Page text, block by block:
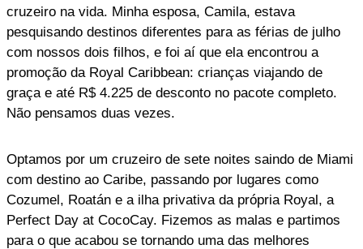
cruzeiro na vida. Minha esposa, Camila, estava
pesquisando destinos diferentes para as férias de julho
com nossos dois filhos, e foi aí que ela encontrou a
promoção da Royal Caribbean: crianças viajando de
graça e até R$ 4.225 de desconto no pacote completo.
Não pensamos duas vezes.
Optamos por um cruzeiro de sete noites saindo de Miami
com destino ao Caribe, passando por lugares como
Cozumel, Roatán e a ilha privativa da própria Royal, a
Perfect Day at CocoCay. Fizemos as malas e partimos
para o que acabou se tornando uma das melhores